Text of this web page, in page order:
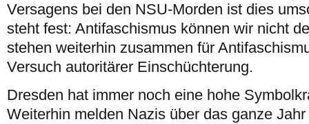
Versagens bei den NSU-Morden ist dies
steht fest: Antifaschismus können wir nicht
stehen weiterhin zusammen für
Versuch autoritärer Einschüchterung.
Dresden hat immer noch eine hohe
Weiterhin melden Nazis über das ganze